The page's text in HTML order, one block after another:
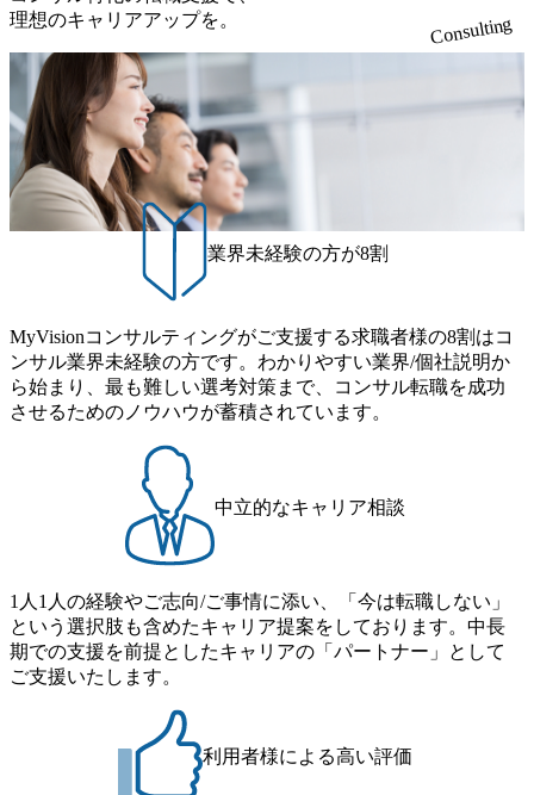
理想のキャリアアップを。
Consulting
業界未経験の方が8割
MyVisionコンサルティングがご支援する求職者様の8割はコ
ンサル業界未経験の方です。わかりやすい業界/個社説明か
ら始まり、最も難しい選考対策まで、コンサル転職を成功
させるためのノウハウが蓄積されています。
中立的なキャリア相談
1人1人の経験やご志向/ご事情に添い、「今は転職しない」
という選択肢も含めたキャリア提案をしております。中長
期での支援を前提としたキャリアの「パートナー」として
ご支援いたします。
利用者様による高い評価